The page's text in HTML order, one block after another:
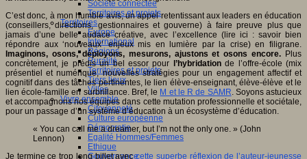
Société connectée
Territoires et projets
Territoires
Europe
International
Régions
Ruralité
Territoires et projets
Tiers lieux
Villes
Vivre ensemble
Citoyenneté
Culture européenne
Démocratie
Egalité Hommes/Femmes
Ethique
Gouvernance
C’est donc, à mon humble avis, un appel retentissant aux leaders en éducation
(conseillers, directions, gestionnaires et gouverne) à faire preuve plus que
jamais d’une belle audace créative, avec l’excellence (lire ici : savoir bien
répondre aux ‘nouveaux’ enjeux mis en lumière par la crise) en filigrane.
Imaginons, osons, déployons, mesurons, ajustons et osons encore. Plus
concrètement, je prédis un bel essor pour
l’hybridationde l’offre-école (mix
présentiel et numérique, nouvelles stratégies pour un engagement affectif et
cognitif dans des tâches pertinentes, le lien élève-enseignant, élève-élève et le
lien école-famille en surbrillance. Bref, le M et le R de SAMR. Soyons astucieux
et accompagnons nos équipes dans cette mutation professionnelle et sociétale,
pour un passage d’un système d’éducation à un écosystème d’éducation.
« You can call me a dreamer, but I’m not the only one. » (John
Lennon)
Je termine ce trop long billet aveccette superbe réflexion de l’auteur-jeunesse